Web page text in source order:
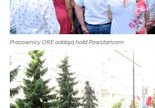
Pracownicy ORE oddają hołd Powstańcom